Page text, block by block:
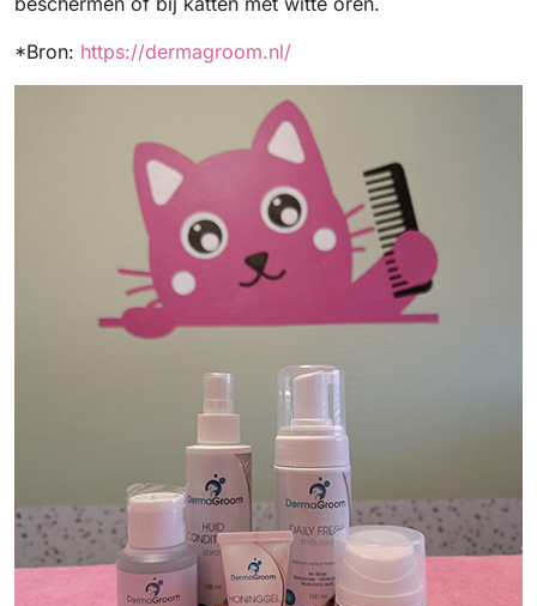
*Bron: https://dermagroom.nl/